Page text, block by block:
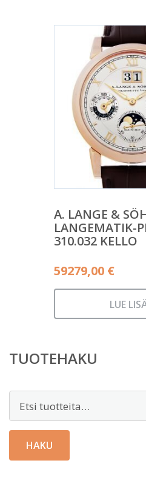
A. LANGE &
LANGEMATIK-
310.032 KELLO
59279,00 €
LUE
TUOTEHAKU
HAKU